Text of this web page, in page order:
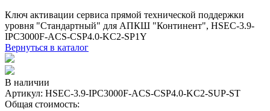
Ключ активации сервиса прямой технической поддержки
уровня "Стандартный" для АПКШ "Континент", HSEC-3.9-
IPC3000F-ACS-CSP4.0-KC2-SP1Y
Вернуться в каталог
В наличии
Артикул: HSEC-3.9-IPC3000F-ACS-CSP4.0-KC2-SUP-ST
Общая стоимость: